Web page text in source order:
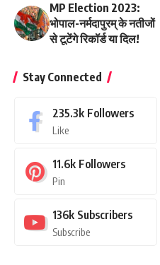
MP Election 2023:
भोपाल-नर्मदापुरम् के नतीजों
से टूटेंगे रिकॉर्ड या दिल!
Stay Connected
235.3k Followers
Like
11.6k Followers
Pin
136k Subscribers
Subscribe